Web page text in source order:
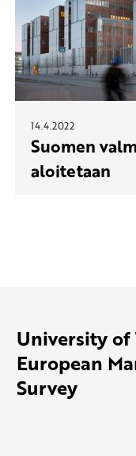
14.4.2022
Suomen
aloitetaan
University of
European
Survey